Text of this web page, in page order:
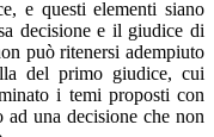
e questi elementi siano
decisione e il giudice di
può ritenersi adempiuto
del primo giudice, cui
i temi proposti con
una decisione che non